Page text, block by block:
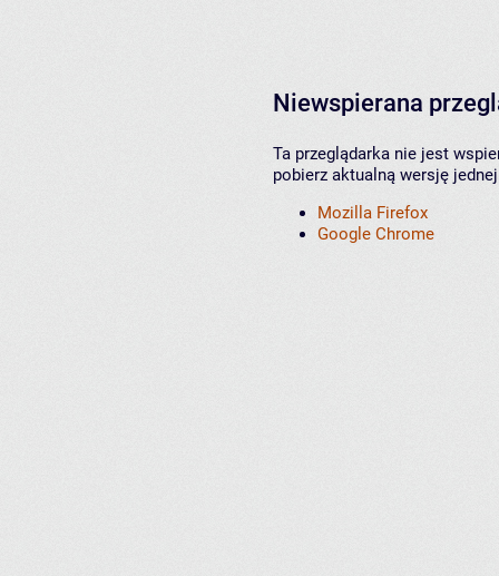
Niewspierana
Ta przeglądarka nie jest
pobierz aktualną wersję
Mozilla Firefox
Google Chrome